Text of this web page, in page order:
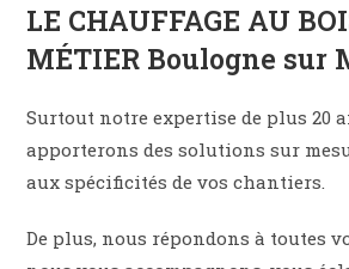
LE CHAUFFAGE AU
MÉTIER Boulogne sur
Surtout notre expertise de plus 20
apporterons des solutions sur
aux spécificités de vos chantiers.
De plus, nous répondons à toutes